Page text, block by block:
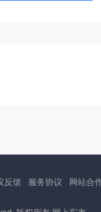
反馈 服务协议 网站合